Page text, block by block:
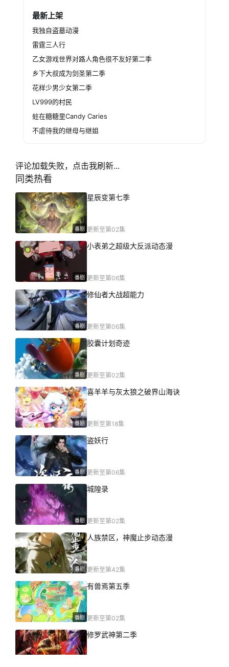
最新上架
我独自盗墓动漫
雷霆三人行
乙女游戏世界对路人角色很不友好第二季
乡下大叔成为剑圣第二季
花样少男少女第二季
LV999的村民
蛀在糖糖里Candy Caries
不虐待我的继母与继姐
评论加载失败，点击我刷新...
同类热看
番剧
星辰变第七季
更新至第02集
番剧
小表弟之超级大反派动态漫
更新至第06集
番剧
修仙者大战超能力
更新至第06集
番剧
胶囊计划奇迹
更新至第02集
番剧
喜羊羊与灰太狼之破界山海诀
更新至第18集
番剧
盗妖行
更新至第06集
番剧
城隍录
更新至第02集
番剧
人族禁区，神魔止步动态漫
更新至第42集
番剧
有兽焉第五季
更新至第02集
修罗武神第二季